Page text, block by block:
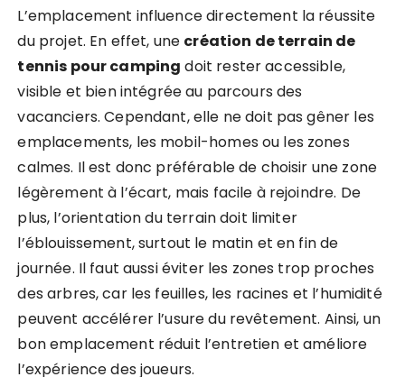
L’emplacement influence directement la réussite
du projet. En effet, une création de terrain de
tennis pour camping doit rester accessible,
visible et bien intégrée au parcours des
vacanciers. Cependant, elle ne doit pas gêner les
emplacements, les mobil-homes ou les zones
calmes. Il est donc préférable de choisir une zone
légèrement à l’écart, mais facile à rejoindre. De
plus, l’orientation du terrain doit limiter
l’éblouissement, surtout le matin et en fin de
journée. Il faut aussi éviter les zones trop proches
des arbres, car les feuilles, les racines et l’humidité
peuvent accélérer l’usure du revêtement. Ainsi, un
bon emplacement réduit l’entretien et améliore
l’expérience des joueurs.